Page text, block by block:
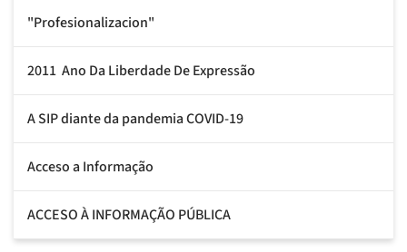
"Profesionalizacion"
2011  Ano Da Liberdade De Expressão
A SIP diante da pandemia COVID-19
Acceso a Informação
ACCESO À INFORMAÇÃO PÚBLICA